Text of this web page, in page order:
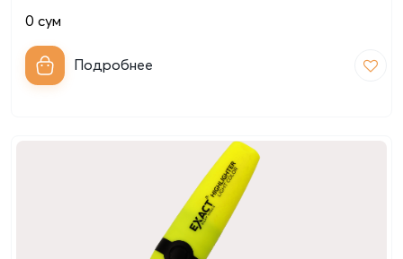
0 сум
Подробнее